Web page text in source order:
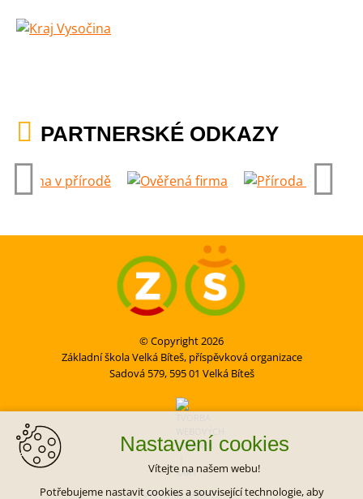
PARTNERSKÉ ODKAZY
© Copyright 2026
Základní škola Velká Bíteš, příspěvková organizace
Sadová 579, 595 01 Velká Bíteš
VYTVOŘIL XART.CZ
Nastavení cookies
Vítejte na našem webu!
Potřebujeme nastavit cookies a související technologie, aby